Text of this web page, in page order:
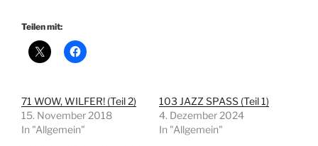
Teilen mit:
71 WOW, WILFER! (Teil 2)
15. November 2018
In "Allgemein"
103 JAZZ SPASS (Teil 1)
4. Dezember 2024
In "Allgemein"